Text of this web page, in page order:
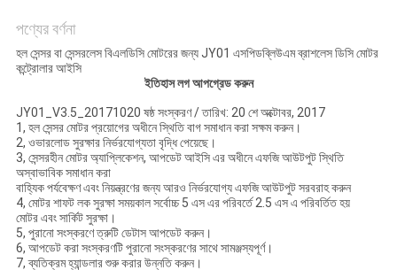
সাইট
ম্যাপ
গোপনীয়তা
নীতি
পণ্যের বর্ণনা
হল সেন্সর বা সেন্সরলেস বিএলডিসি মোটরের জন্য JY01 এসপিডব্লিউএম ব্রাশলেস ডিসি মোটর
কন্ট্রোলার আইসি
ইতিহাস লগ আপগ্রেড করুন
JY01_V3.5_20171020 ষষ্ঠ সংস্করণ / তারিখ: 20 শে অক্টোবর, 2017
1, হল সেন্সর মোটর প্রয়োগের অধীনে স্থিতি বাগ সমাধান করা সক্ষম করুন।
2, ওভারলোড সুরক্ষার নির্ভরযোগ্যতা বৃদ্ধি পেয়েছে।
3, সেন্সরহীন মোটর অ্যাপ্লিকেশন, আপডেট আইসি এর অধীনে এফজি আউটপুট স্থিতি
অস্বাভাবিক সমাধান করা
বাহ্যিক পর্যবেক্ষণ এবং নিয়ন্ত্রণের জন্য আরও নির্ভরযোগ্য এফজি আউটপুট সরবরাহ করুন
4, মোটর শাফট লক সুরক্ষা সময়কাল সর্বোচ্চ 5 এস এর পরিবর্তে 2.5 এস এ পরিবর্তিত হয়
মোটর এবং সার্কিট সুরক্ষা।
5, পুরানো সংস্করণে ত্রুটি ডেটাস আপডেট করুন।
6, আপডেট করা সংস্করণটি পুরানো সংস্করণের সাথে সামঞ্জস্যপূর্ণ।
7, ব্যতিক্রম হ্যান্ডলার শুরু করার উন্নতি করুন।